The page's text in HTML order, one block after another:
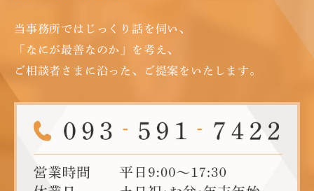
当事務所ではじっくり話を伺い、
「なにが最善なのか」を考え、
ご相談者さまに沿った、ご提案をいたします。